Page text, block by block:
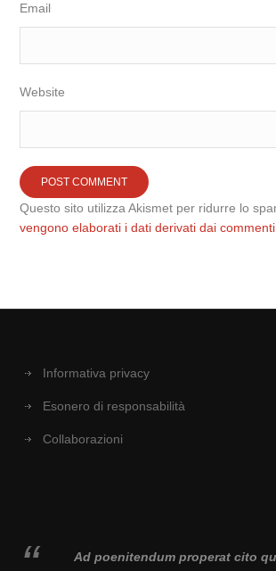
Email
Website
Questo sito utilizza Akismet per ridurre lo
vengono elaborati i dati derivati dai commenti
Informativa privacy
Esonero di responsabilità
Collaborazioni
Ad poenitendum properat cito